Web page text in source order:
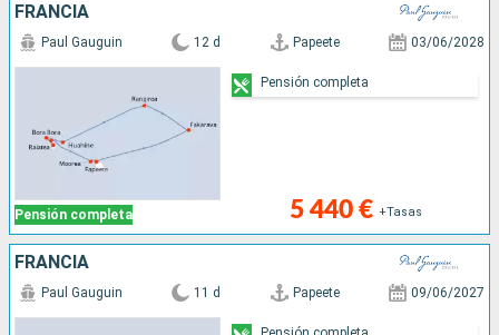
FRANCIA
Pensión completa
Paul Gauguin 12 d Papeete 03/06/2028
5 440 € +Tasas
Pensión completa
FRANCIA
Paul Gauguin 11 d Papeete 09/06/2027